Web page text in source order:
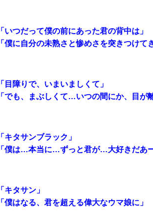
「いつだって僕の前にあった君の背中は」
「僕に自分の未熟さと惨めさを突きつけて
「目障りで、いまいましくて」
「でも、まぶしくて…いつの間にか、目が
「キタサンブラック」
「僕は…本当に…ずっと君が…大好きだあ
「キタサン」
「僕はなる、君を超える偉大なウマ娘に」